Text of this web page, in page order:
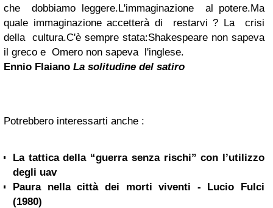
che dobbiamo leggere.L'immaginazione al potere.Ma
quale immaginazione accetterà di restarvi ? La crisi
della cultura.C'è sempre stata:Shakespeare non sapeva
il greco e Omero non sapeva l'inglese.
Ennio Flaiano La solitudine del satiro
Potrebbero interessarti anche :
La tattica della “guerra senza rischi” con l’utilizzo
degli uav
Paura nella città dei morti viventi - Lucio Fulci
(1980)